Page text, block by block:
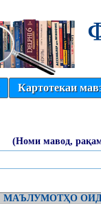
Картотекаи
(Номи мавод,
МАЪЛУМОТҲО